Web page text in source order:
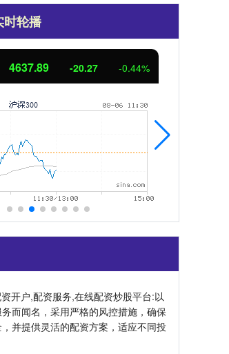
时轮播
1115.17 -4.29 -0.38%
开户,配资服务,在线配资炒股平台:以
而闻名，采用严格的风控措施，确保
并提供灵活的配资方案，适应不同投